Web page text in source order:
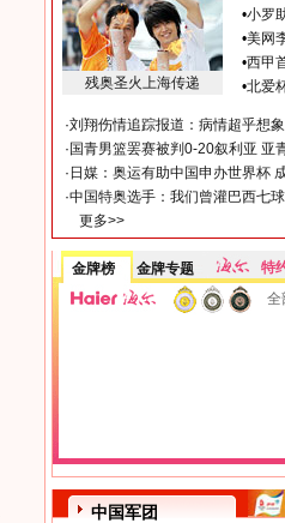
残奥圣火上海传递
•小罗
•美网
•西甲
•北爱
·刘翔伤情追踪报道：病情超乎想
· 国青男篮罢赛被判0-20叙利亚 亚
· 日媒：奥运有助中国申办世界杯
·中国特奥选手：我们曾灌巴西七
更多>>
金牌榜 金牌专题 特
全
中国军团